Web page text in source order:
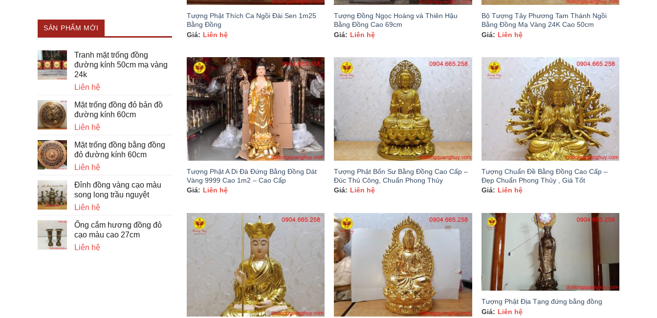
SẢN PHẨM MỚI
Tranh mặt trống đồng
đường kính 50cm mạ vàng
24k
Liên hệ
Mặt trống đồng đỏ bản đồ
đường kính 60cm
Liên hệ
Mặt trống đồng bằng đồng
đỏ đường kính 60cm
Liên hệ
Đỉnh đồng vàng cạo màu
song long trầu nguyệt
Liên hệ
Ống cắm hương đồng đỏ
cạo màu cao 27cm
Liên hệ
Tượng Phật Thích Ca Ngồi Đài Sen 1m25
Bằng Đồng
Liên hệ
Tượng Đồng Ngọc Hoàng và Thiên Hậu
Bằng Đồng Cao 69cm
Liên hệ
Bộ Tượng Tây Phương Tam Thánh Ngồi
Bằng Đồng Mạ Vàng 24K Cao 50cm
Liên hệ
Tượng Phật A Di Đà Đứng Bằng Đồng Dát
Vàng 9999 Cao 1m2 – Cao Cấp
Liên hệ
Tượng Phật Bổn Sư Bằng Đồng Cao Cấp –
Đúc Thủ Công, Chuẩn Phong Thủy
Liên hệ
Tượng Chuẩn Đề Bằng Đồng Cao Cấp –
Đẹp Chuẩn Phong Thủy , Giá Tốt
Liên hệ
Tượng Phật Địa Tạng đứng bằng đồng
Liên hệ